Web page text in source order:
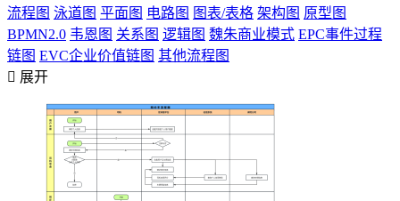
流程图 泳道图 平面图 电路图 图表/表格 架构图 原型图
BPMN2.0 韦恩图 关系图 逻辑图 魏朱商业模式 EPC事件过程
链图 EVC企业价值链图 其他流程图
 展开